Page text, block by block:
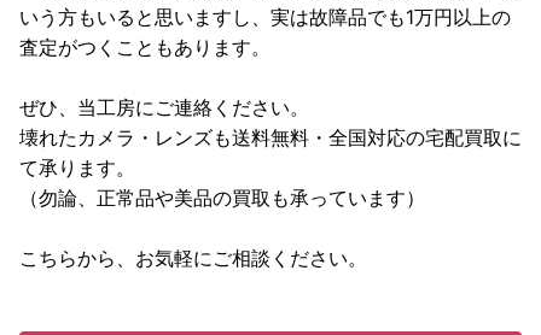
いう方もいると思いますし、実は故障品でも1万円以上の
査定がつくこともあります。
ぜひ、当工房にご連絡ください。
壊れたカメラ・レンズも送料無料・全国対応の宅配買取に
て承ります。
（勿論、正常品や美品の買取も承っています）
こちらから、お気軽にご相談ください。